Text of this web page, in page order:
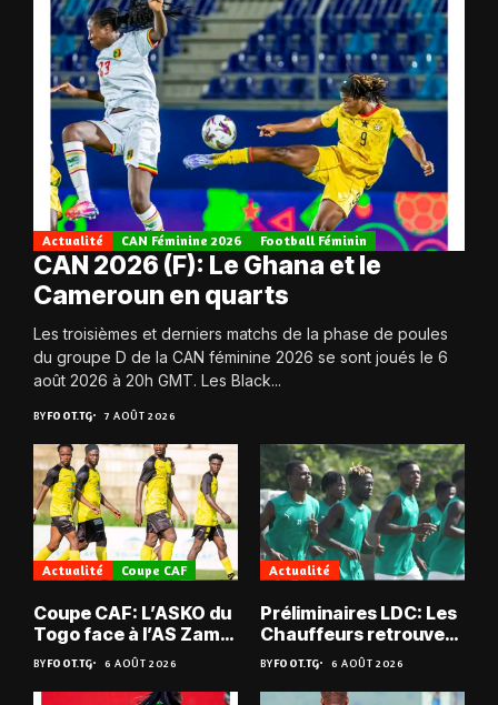
Actualité CAN Féminine 2026 Football Féminin
CAN 2026 (F): Le Ghana et le
Cameroun en quarts
Les troisièmes et derniers matchs de la phase de poules
du groupe D de la CAN féminine 2026 se sont joués le 6
août 2026 à 20h GMT. Les Black...
BYFOOT.TG 7 AOÛT 2026
Actualité Coupe CAF
Coupe CAF: L’ASKO du
Togo face à l’AS Zam
du Niger
BYFOOT.TG 6 AOÛT 2026
Actualité
Préliminaires LDC: Les
Chauffeurs retrouvent
les Mimos
BYFOOT.TG 6 AOÛT 2026